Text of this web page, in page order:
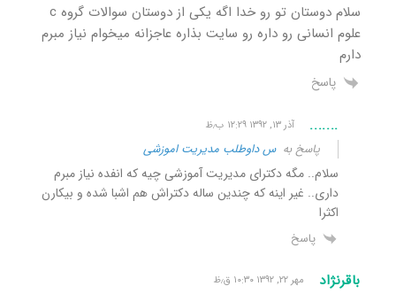
سلام دوستان تو رو خدا اگه یکی از دوستان سوالات گروه c
علوم انسانی رو داره رو سایت بذاره عاجزانه میخوام نیاز مبرم
دارم
پاسخ
....... آذر ۱۳, ۱۳۹۲ ۱۲:۲۹ ب٫ظ
پاسخ بهس داوطلب مدیریت اموزشی
سلام.. مگه دکترای مدیریت آموزشی چیه که انفده نیاز مبرم
داری.. غیر اینه که چندین ساله دکتراش هم اشبا شده و بیکارن
اکثرا
پاسخ
باقرنژاد مهر ۲۲, ۱۳۹۲ ۱۰:۳۰ ق٫ظ